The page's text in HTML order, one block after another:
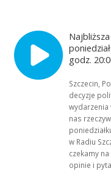
godz.
Szczecin,
decyzje
wydarzenia
nas
w Radiu
czekamy
opinie i